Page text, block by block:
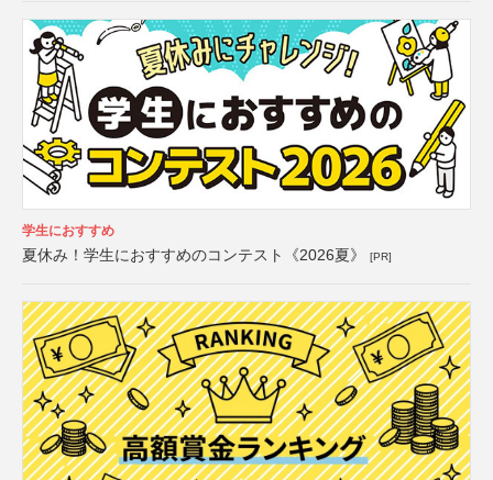
学生におすすめ
夏休み！学生におすすめのコンテスト《2026夏》 [PR]